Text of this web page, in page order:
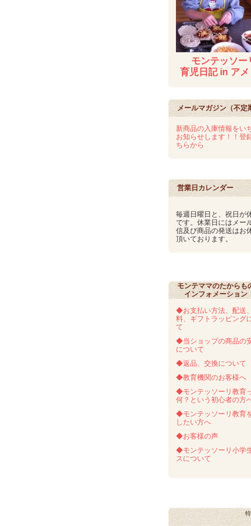
モンテッソー
育児日記 in アメ
メールマガジン（不定
新商品の入庫情報をい
お知らせします！！登
ちらから
営業日カレンダー
毎週日曜日と、祝日が
です。休業日にはメー
信及び商品の発送はお
頂いております。
モンテママのたからも
インフォメーション
◆お支払い方法、配送
料、ギフトラッピング
て
◆当ショップの商品の
について
◆返品、交換について
◆教育機関のお客様へ
◆モンテッソーリ教育
何？という初心者の方
◆モンテッソーリ教育
したい方へ
◆お客様の声
◆モンテッソーリ小学
スについて